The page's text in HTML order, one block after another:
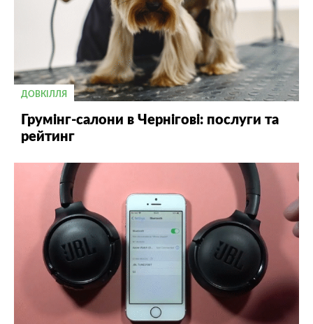
ДОВКІЛЛЯ
Грумінг-салони в Чернігові: послуги та
рейтинг